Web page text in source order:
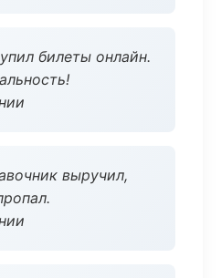
билеты онлайн.
выручил,